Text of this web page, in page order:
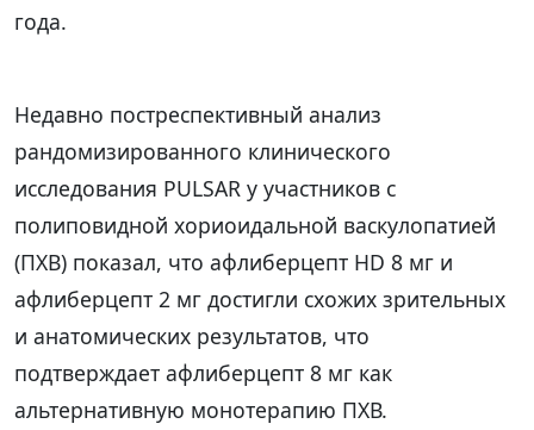
года.
Недавно постреспективный анализ
рандомизированного клинического
исследования PULSAR у участников с
полиповидной хориоидальной васкулопатией
(ПХВ) показал, что афлиберцепт HD 8 мг и
афлиберцепт 2 мг достигли схожих зрительных
и анатомических результатов, что
подтверждает афлиберцепт 8 мг как
альтернативную монотерапию ПХВ.